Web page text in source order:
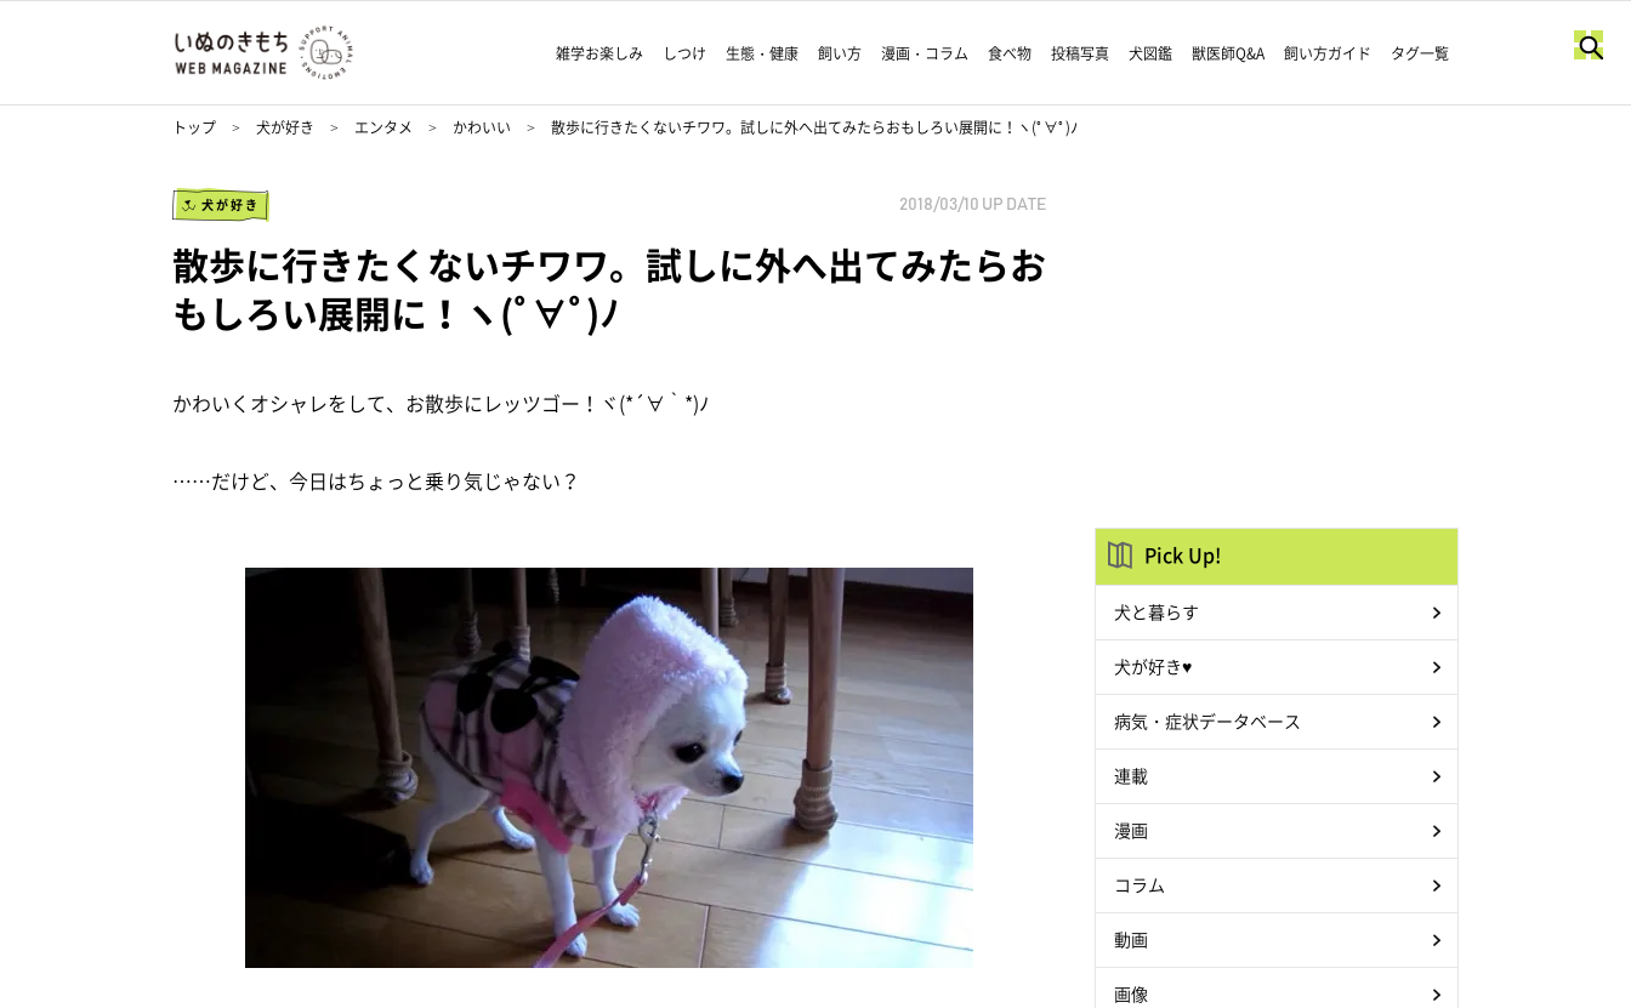
雑学お楽しみ しつけ 生態・健康 飼い方 漫画・コラム 食べ物 投稿写真 犬図鑑 獣医師Q&A 飼い方ガイド タグ一覧
トップ 犬が好き エンタメ かわいい 散歩に行きたくないチワワ。試しに外へ出てみたらおもしろい展開に！ヽ(ﾟ∀ﾟ)ﾉ
犬が好き 2018/03/10 UP DATE
散歩に行きたくないチワワ。試しに外へ出てみたらお
もしろい展開に！ヽ(ﾟ∀ﾟ)ﾉ
かわいくオシャレをして、お散歩にレッツゴー！ヾ(*´∀｀*)ﾉ
……だけど、今日はちょっと乗り気じゃない？
Pick Up!
犬と暮らす
犬が好き♥
病気・症状データベース
連載
漫画
コラム
動画
画像